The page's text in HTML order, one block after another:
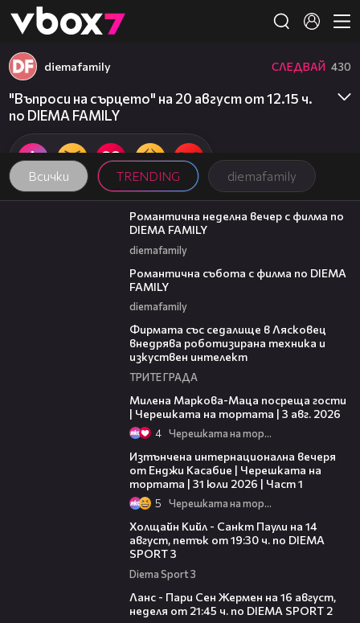
👾
Всички TRENDING diemafamily
diemafamily СЛЕДВАЙ 430
"Въпроси на сърцето" на 20 август от 12.15 ч.
по DIEMA FAMILY
00:20
Романтична неделна вечер с филма по
DIEMA FAMILY
diemafamily
Романтична събота с филма по DIEMA
FAMILY
diemafamily
Фирмата със седалище в Лясковец
внедрява роботизирана техника и
изкуствен интелект
ТРИТЕ ГРАДА
Милена Маркова-Маца посреща гости
| Черешката на тортата | 3 авг. 2026
4 Черешката на тортата
Изтънчена интернационална вечеря
от Енджи Касабие | Черешката на
тортата | 31 юли 2026 | Част 1
5 Черешката на тортата
Холщайн Кийл - Санкт Паули на 14
август, петък от 19:30 ч. по DIEMA
SPORT 3
Diema Sport 3
Ланс - Пари Сен Жермен на 16 август,
неделя от 21:45 ч. по DIEMA SPORT 2